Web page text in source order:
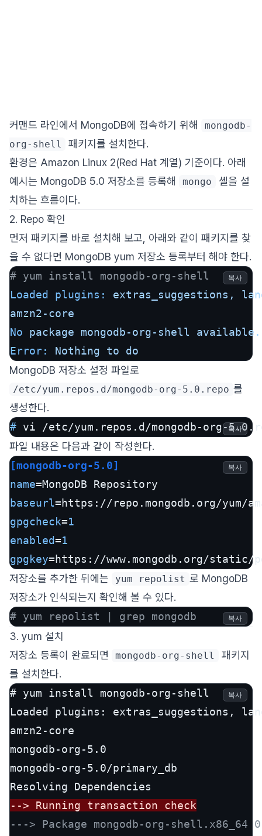
커맨드 라인에서 MongoDB에 접속하기 위해
mongodb-
org-shell
패키지를 설치한다.
환경은 Amazon Linux 2(Red Hat 계열) 기준이다. 아래
예시는 MongoDB 5.0 저장소를 등록해
mongo
셸을 설
치하는 흐름이다.
2. Repo 확인
먼저 패키지를 바로 설치해 보고, 아래와 같이 패키지를 찾
을 수 없다면 MongoDB yum 저장소 등록부터 해야 한다.
# yum install mongodb-org-shell
Loaded plugins:
extras_suggestions,
amzn2-core
No
package mongodb-org-shell
available.
Error:
Nothing to do
복사
MongoDB 저장소 설정 파일로
/etc/yum.repos.d/mongodb-org-5.0.repo 를
생성한다.
# vi /etc/yum.repos.d/mongodb-org-복사
파일 내용은 다음과 같이 작성한다.
[mongodb-org-5.0]
name
baseurl=https://repo.mongodb.org/yum/
gpgcheck=1
enabled=1
gpgkey=https://www.mongodb.org/static/
복사
저장소를 추가한 뒤에는 yum repolist 로 MongoDB
저장소가 인식되는지 확인해 볼 수 있다.
# yum repolist | grep mongodb
복사
3. yum 설치
저장소 등록이 완료되면
mongodb-org-shell
패키지
를 설치한다.
# yum install mongodb-org-shell
Loaded plugins: extras_suggestions,
amzn2-core
mongodb-org-5.0
mongodb-org-5.0/
--> Running transaction check
---> Package mongodb-org-
복사